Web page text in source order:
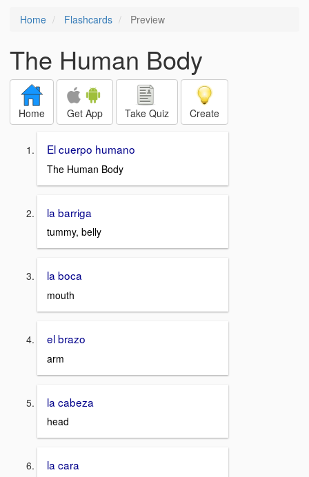
Home Flashcards Preview
The Human Body
Home Get App Take Quiz Create
El cuerpo humano
The Human Body
la barriga
tummy, belly
la boca
mouth
el brazo
arm
la cabeza
head
la cara